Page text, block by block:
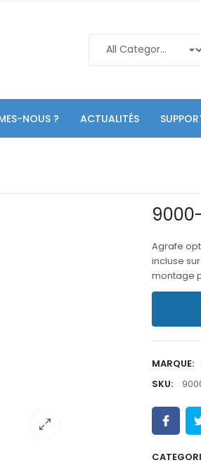
NOUS ? ACTUALITÉS
Agrafe
incluse
montage
MARQUE:
SKU: